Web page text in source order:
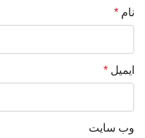
نام *
ایمیل *
وب‌ سایت